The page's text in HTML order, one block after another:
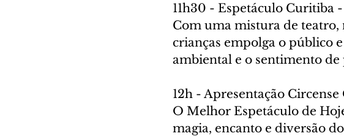
11h30 - Espetáculo Curitiba
Com uma mistura de teatro,
crianças empolga o público
ambiental e o sentimento
12h - Apresentação Circense
O Melhor Espetáculo de
magia, encanto e diversão